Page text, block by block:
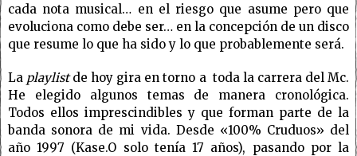
cada nota musical… en el riesgo que asume pero que
evoluciona como debe ser… en la concepción de un disco
que resume lo que ha sido y lo que probablemente será.
La playlistde hoy gira en torno a toda la carrera del Mc.
He elegido algunos temas de manera cronológica.
Todos ellos imprescindibles y que forman parte de la
banda sonora de mi vida. Desde «100% Cruduos» del
año 1997 (Kase.O solo tenía 17 años), pasando por la